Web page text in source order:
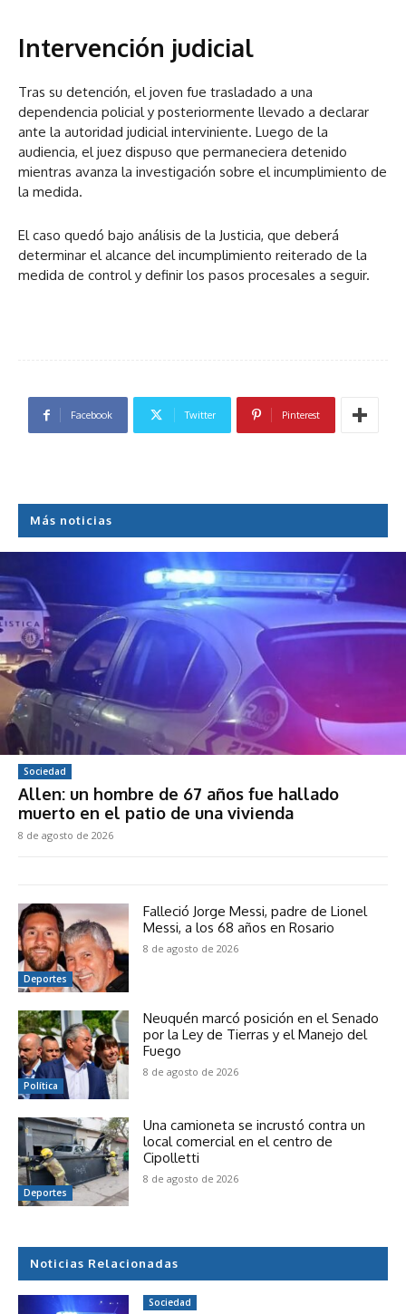
Intervención judicial
Tras su detención, el joven fue trasladado a una
dependencia policial y posteriormente llevado a declarar
ante la autoridad judicial interviniente. Luego de la
audiencia, el juez dispuso que permaneciera detenido
mientras avanza la investigación sobre el incumplimiento de
la medida.
El caso quedó bajo análisis de la Justicia, que deberá
determinar el alcance del incumplimiento reiterado de la
medida de control y definir los pasos procesales a seguir.
Facebook Twitter Pinterest
Más noticias
Sociedad
Allen: un hombre de 67 años fue hallado
muerto en el patio de una vivienda
8 de agosto de 2026
Deportes
Falleció Jorge Messi, padre de Lionel
Messi, a los 68 años en Rosario
8 de agosto de 2026
Política
Neuquén marcó posición en el Senado
por la Ley de Tierras y el Manejo del
Fuego
8 de agosto de 2026
Deportes
Una camioneta se incrustó contra un
local comercial en el centro de
Cipolletti
8 de agosto de 2026
Noticias Relacionadas
Sociedad